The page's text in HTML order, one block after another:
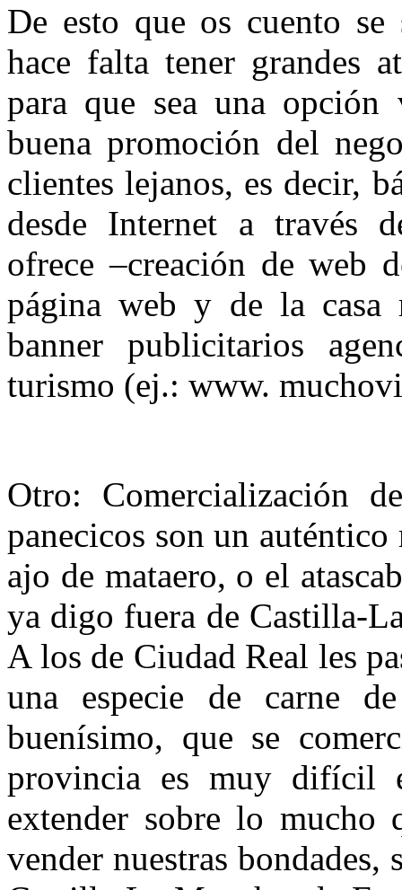
De esto que os cuento se
hace falta tener grandes
para que sea una
buena promoción del
clientes lejanos, es decir,
desde Internet a través
ofrece –creación de web
página web y de la casa
banner publicitarios
turismo (ej.: www.
Otro: Comercialización
panecicos son un
ajo de mataero, o el
ya digo fuera de Castilla-
A los de Ciudad Real les
una especie de carne
buenísimo, que se
provincia es muy difícil
extender sobre lo mucho
vender nuestras